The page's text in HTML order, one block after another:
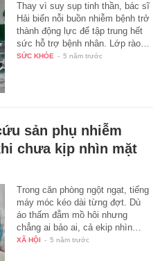
Thay vì suy sụp tinh thần, bác sĩ
Hải biến nỗi buồn nhiễm bệnh trở
thành động lực để tập trung hết
sức hỗ trợ bệnh nhân. Lớp rào…
SỨC KHỎE - 5 năm trước
sản phụ nhiễm
chưa kịp nhìn mặt
Trong căn phòng ngột ngạt, tiếng
máy móc kéo dài từng đợt. Dù
áo thấm đẫm mồ hôi nhưng
chẳng ai bảo ai, cả ekip nhìn…
XÃ HỘI - 5 năm trước